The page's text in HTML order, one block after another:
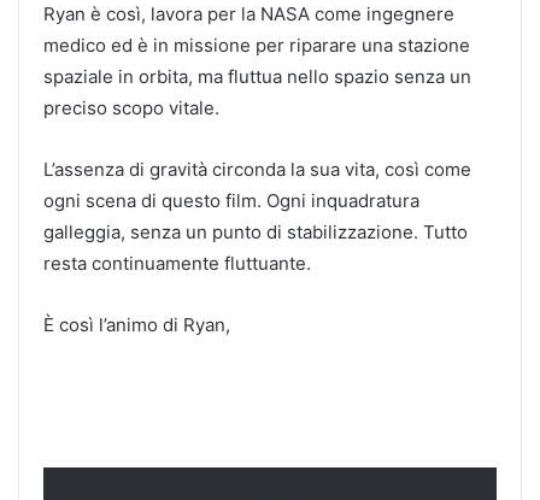
Ryan è così, lavora per la NASA come ingegnere
medico ed è in missione per riparare una stazione
spaziale in orbita, ma fluttua nello spazio senza un
preciso scopo vitale.
L’assenza di gravità circonda la sua vita, così come
ogni scena di questo film. Ogni inquadratura
galleggia, senza un punto di stabilizzazione. Tutto
resta continuamente fluttuante.
È così l’animo di Ryan,